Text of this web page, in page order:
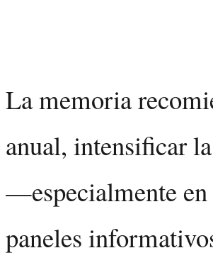
La memoria
anual, intensificar
—especialmente
paneles